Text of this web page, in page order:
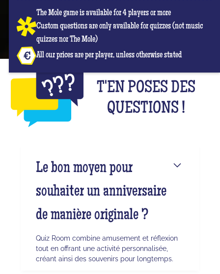
The Mole game is available for 4 players or more
Custom questions are only available for quizzes (not music
quizzes nor The Mole)
All our prices are per player, unless otherwise stated
T'EN POSES DES
QUESTIONS !
Le bon moyen pour
souhaiter un anniversaire
de manière originale ?
Quiz Room combine amusement et réflexion
tout en offrant une activité personnalisée,
créant ainsi des souvenirs pour longtemps.